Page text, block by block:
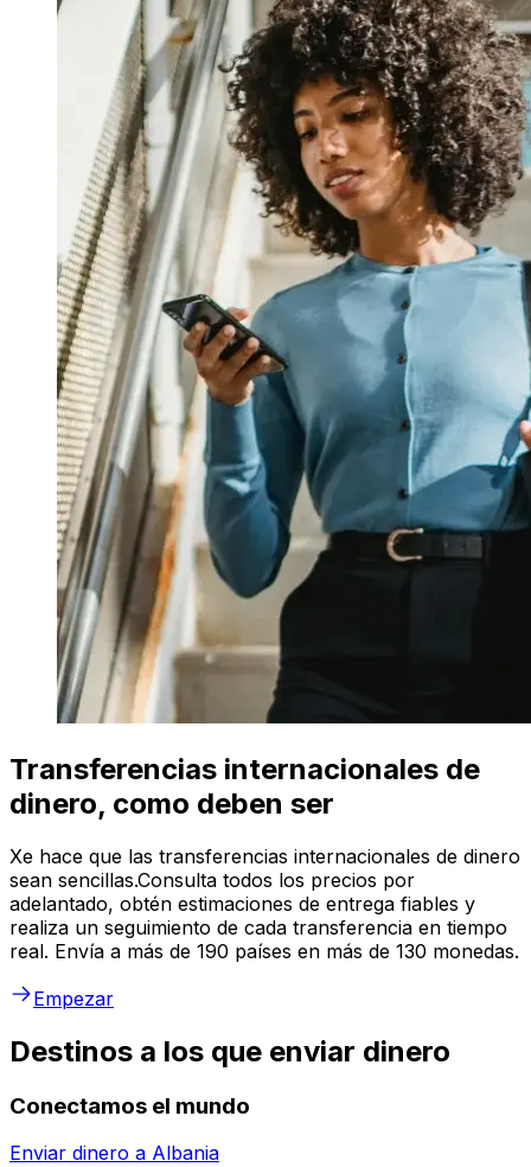
Transferencias internacionales de
dinero, como deben ser
Xe hace que las transferencias internacionales de dinero
sean sencillas.Consulta todos los precios por
adelantado, obtén estimaciones de entrega fiables y
realiza un seguimiento de cada transferencia en tiempo
real. Envía a más de 190 países en más de 130 monedas.
Empezar
Destinos a los que enviar dinero
Conectamos el mundo
Enviar dinero a Albania